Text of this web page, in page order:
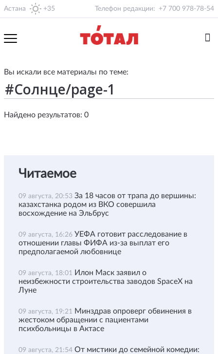
Астана +35 Телефон редакции: +7 700 978-78-54
Вы искали все материалы по теме:
Найдено результатов: 0
Читаемое
09 августа, 20:53 За 18 часов от трапа до вершины:
казахстанка родом из ВКО совершила
восхождение на Эльбрус
09 августа, 16:26 УЕФА готовит расследование в
отношении главы ФИФА из-за выплат его
предполагаемой любовнице
09 августа, 18:01 Илон Маск заявил о
неизбежности строительства заводов SpaceX на
Луне
09 августа, 19:21 Минздрав опроверг обвинения в
жестоком обращении с пациентами
психбольницы в Актасе
09 августа, 21:54 От мистики до семейной комедии: